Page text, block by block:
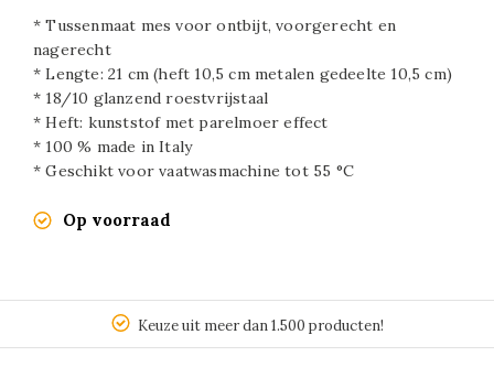
* Tussenmaat mes voor ontbijt, voorgerecht en
nagerecht
* Lengte: 21 cm (heft 10,5 cm metalen gedeelte 10,5 cm)
* 18/10 glanzend roestvrijstaal
* Heft: kunststof met parelmoer effect
* 100 % made in Italy
* Geschikt voor vaatwasmachine tot 55 °C
Op voorraad
Keuze uit meer dan 1.500 producten!